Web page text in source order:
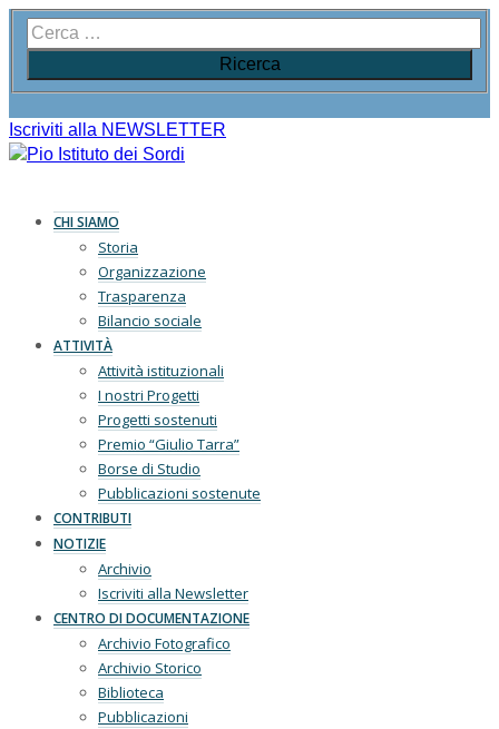
Iscriviti alla NEWSLETTER
CHI SIAMO
Storia
Organizzazione
Trasparenza
Bilancio sociale
ATTIVITÀ
Attività istituzionali
I nostri Progetti
Progetti sostenuti
Premio “Giulio Tarra”
Borse di Studio
Pubblicazioni sostenute
CONTRIBUTI
NOTIZIE
Archivio
Iscriviti alla Newsletter
CENTRO DI DOCUMENTAZIONE
Archivio Fotografico
Archivio Storico
Biblioteca
Pubblicazioni